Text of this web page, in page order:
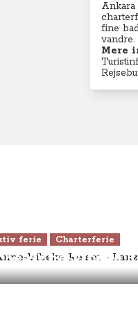
fine
vandre.
Mere
ferie Charterferie
Anne-Vibeke